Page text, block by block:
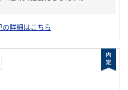
の詳細はこちら